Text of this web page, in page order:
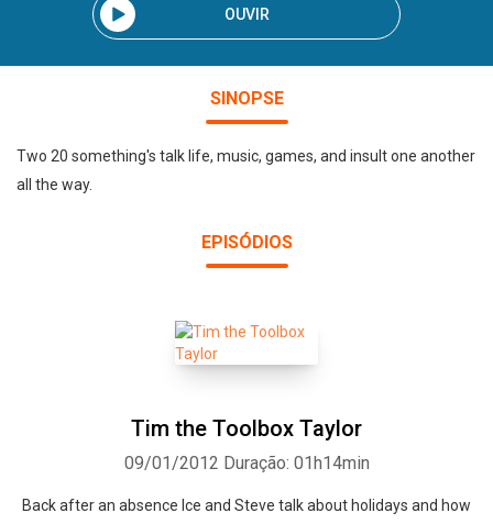
OUVIR
SINOPSE
Two 20 something's talk life, music, games, and insult one another
all the way.
EPISÓDIOS
Tim the Toolbox Taylor
09/01/2012 Duração: 01h14min
Back after an absence Ice and Steve talk about holidays and how